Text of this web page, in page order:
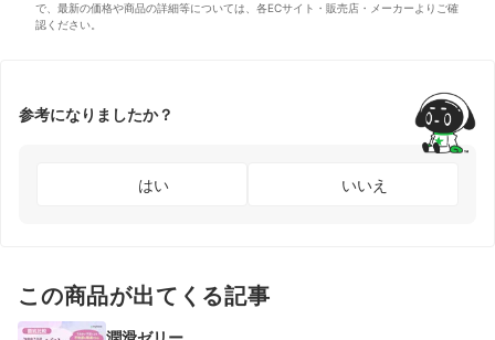
で、最新の価格や商品の詳細等については、各ECサイト・販売店・メーカーよりご確
認ください。
参考になりましたか？
はい いいえ
この商品が出てくる記事